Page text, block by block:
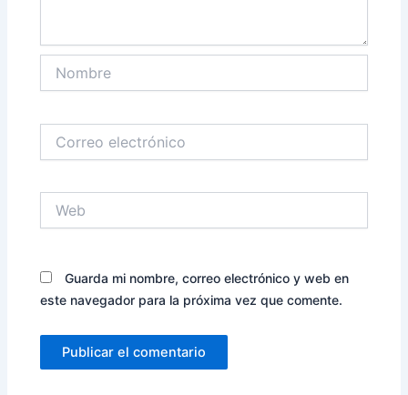
electrónico
Guarda mi nombre, correo electrónico y web en
este navegador para la próxima vez que comente.